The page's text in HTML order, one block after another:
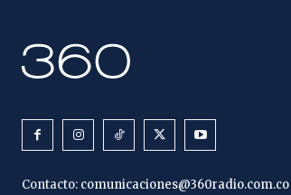
Contacto: comunicaciones@360radio.com.co